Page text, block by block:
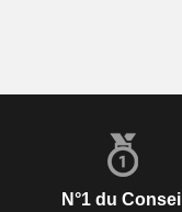
N°1 du Conseil